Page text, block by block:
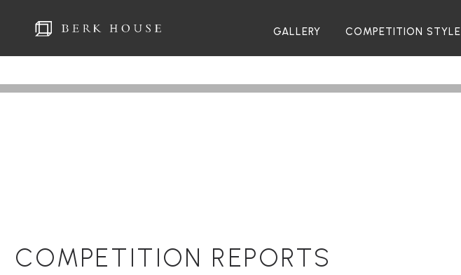
GALLERY COMPETITION STYLE
COMPETITION REPORTS